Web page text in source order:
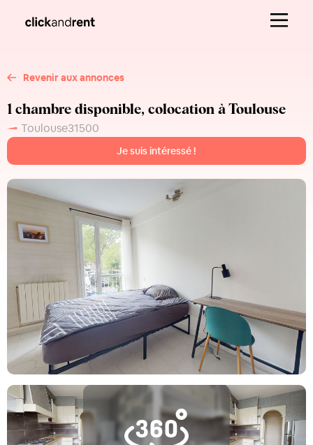
Revenir aux annonces
1 chambre disponible, colocation à Toulouse
Toulouse31500
Je suis intéressé !